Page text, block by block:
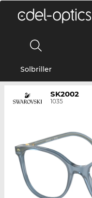
Solbriller
SK2002
1035